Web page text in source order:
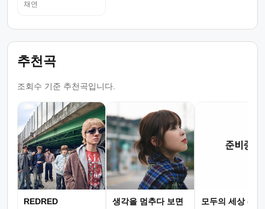
채연
추천곡
조회수 기준 추천곡입니다.
REDRED 생각을 멈추다 보면 모두의 세상 (뮤